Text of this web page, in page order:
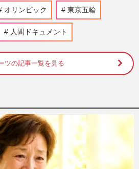
、バスケ新指揮官2戦目の日韓戦中
広瀬すずカット”多用して「過剰演
ん」演出にファン…
県太田市長・清水聖義氏、Bリーグ
を「それほどでもない」とバッサ
平が「小さく見える」八村塁との圧
”ツーショットに「サイズ感に脳が
」ファン騒然
2025/10/3
オリンピック 東京五輪
人間ドキュメント
ツの記事一覧を見る